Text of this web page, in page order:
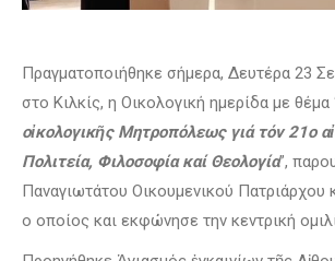
Πραγματοποιήθηκε σήμερα, Δευτέρα 23
στο Κιλκίς, η Οικολογική ημερίδα με θέμα
οἰκολογικῆς Μητροπόλεως γιά τόν 21ο
Πολιτεία, Φιλοσοφία καί Θεολογία”,
Παναγιωτάτου Οικουμενικού Πατριάρχου
ο οποίος και εκφώνησε την κεντρική